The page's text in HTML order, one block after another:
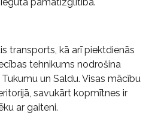
transports, kā arī piektdienās
tehnikums nodrošina
un Saldu. Visas mācību
savukārt kopmītnes ir
ar gaiteni.